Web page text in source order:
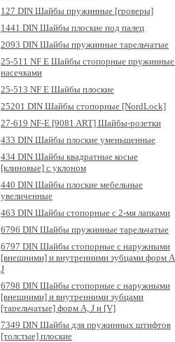
127 DIN Шайбы пружинные [гроверы]
1441 DIN Шайбы плоские под палец
2093 DIN Шайбы пружинные тарельчатые
25-511 NF E Шайбы стопорные пружинные
насечками
25-513 NF E Шайбы плоские
25201 DIN Шайбы стопорные [NordLock]
27-619 NF-E [9081 ART] Шайбы-розетки
433 DIN Шайбы плоские уменьшенные
434 DIN Шайбы квадратные косые
[клиновые] с уклоном
440 DIN Шайбы плоские мебельные
увеличенные
463 DIN Шайбы стопорные с 2-мя лапками
6796 DIN Шайбы пружинные тарельчатые
6797 DIN Шайбы стопорные с наружными
[внешними] и внутренними зубцами форм
J
6798 DIN Шайбы стопорные с наружными
[внешними] и внутренними зубцами
[тарельчатые] форм A, J и [V]
7349 DIN Шайбы для пружинных штифтов
[толстые] плоские